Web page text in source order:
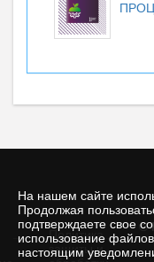
На нашем сайте
Продолжая
подтверждаете свое
использование
настоящим
©
Политика
защиты и